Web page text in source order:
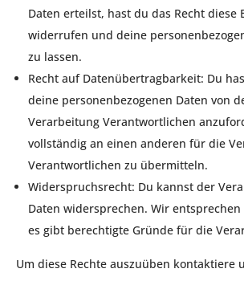
Daten erteilst, hast du das Recht diese
widerrufen und deine
zu lassen.
Recht auf Datenübertragbarkeit: Du
deine personenbezogenen Daten von
Verarbeitung Verantwortlichen
vollständig an einen anderen für die
Verantwortlichen zu übermitteln.
Widerspruchsrecht: Du kannst der
Daten widersprechen. Wir
es gibt berechtigte Gründe für die
Um diese Rechte auszuüben kontaktiere